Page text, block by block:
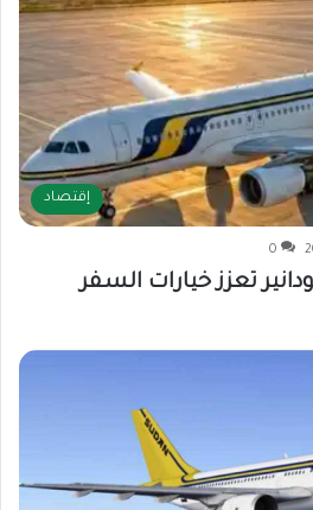
إقتصاد
0
سودانير تعزز خيارات السفر